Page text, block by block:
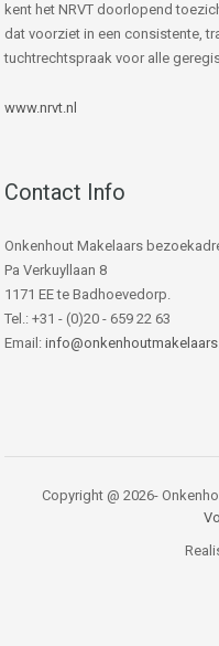
kent het NRVT doorlopend
dat voorziet in een consistente,
tuchtrechtspraak voor alle
www.nrvt.nl
Contact Info
Onkenhout Makelaars
Pa Verkuyllaan 8
1171 EE te Badhoevedorp.
Tel.: +31 - (0)20 - 659 22 63
Email:
Copyright @ 2026-